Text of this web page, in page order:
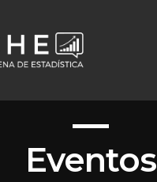
Eventos